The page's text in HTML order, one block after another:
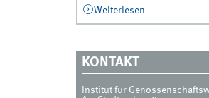
Weiterlesen
KONTAKT
Institut für